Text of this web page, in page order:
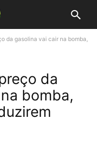
da gasolina vai cair na bomba,
da
bomba,